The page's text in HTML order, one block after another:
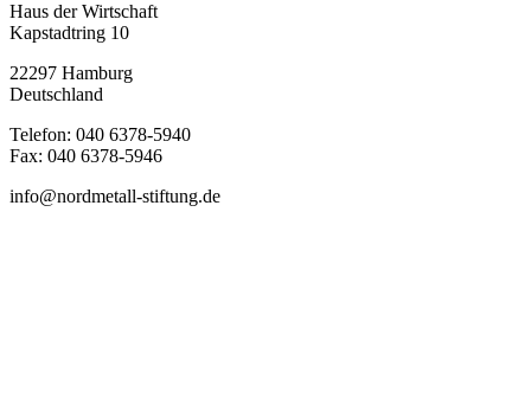
Haus der Wirtschaft
Kapstadtring 10
22297 Hamburg
Deutschland
Telefon: 040 6378-5940
Fax: 040 6378-5946
info@nordmetall-stiftung.de